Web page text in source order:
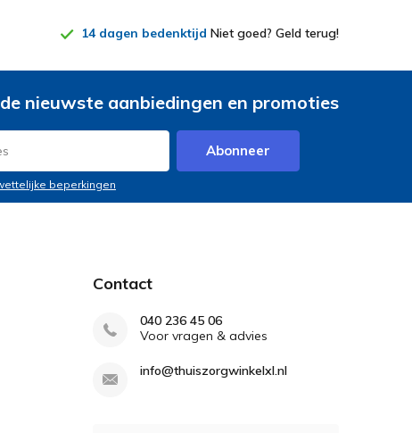
14 dagen bedenktijd Niet goed? Geld terug!
nieuwste aanbiedingen en promoties
Abonneer
beperkingen
Contact
040 236 45 06
Voor vragen & advies
info@thuiszorgwinkelxl.nl